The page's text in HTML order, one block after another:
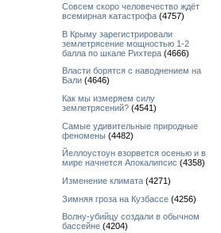
Совсем скоро человечество ждёт
всемирная катастрофа (4757)
В Крыму зарегистрировали
землетрясение мощностью 1-2
балла по шкале Рихтера (4666)
Власти борятся с наводнением на
Бали (4646)
Как мы измеряем силу
землетрясений? (4541)
Самые удивительные природные
феномены (4482)
Йеллоустоун взорвется осенью и в
мире начнется Апокалипсис (4358)
Изменение климата (4271)
Зимняя гроза на Кузбассе (4256)
Волну-убийцу создали в обычном
бассейне (4204)